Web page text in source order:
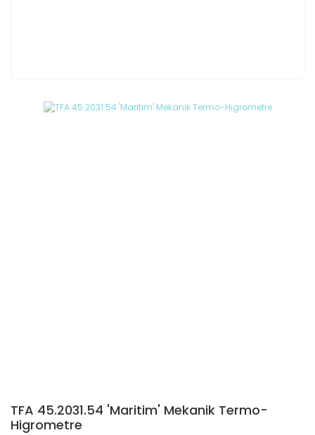
TFA 45.2031.54 'Maritim' Mekanik Termo-
Higrometre